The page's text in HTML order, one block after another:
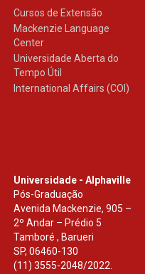
Cursos de Extensão
Mackenzie Language
Center
Universidade Aberta do
Tempo Útil
International Affairs (COI)
Universidade - Alphaville
Pós-Graduação
Avenida Mackenzie, 905 –
2º Andar – Prédio 5
Tamboré , Barueri
SP, 06460-130
(11) 3555-2048/2022.